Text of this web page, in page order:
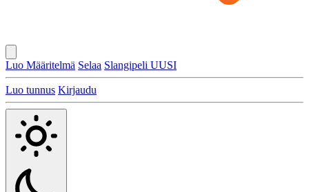
Luo Määritelmä Selaa Slangipeli UUSI
Luo tunnus Kirjaudu